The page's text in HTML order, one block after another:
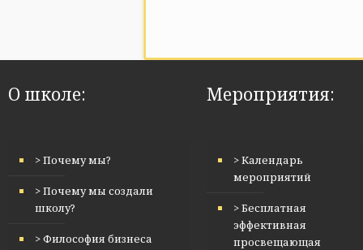
О школе:
> Почему мы?
> Почему мы создали
школу?
> Философия бизнеса
Мероприятия:
> Календарь
мероприятий
> Бесплатная
эффективная
просвещающая